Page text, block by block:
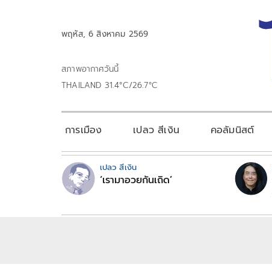
พฤหัส, 6 สิงหาคม 2569
สภาพอากาศวันนี้
THAILAND 31.4°C/26.7°C
การเมือง เปลว สีเงิน คอลัมนิสต์
เปลว สีเงิน
‘เรามาอวยกันเถิด’